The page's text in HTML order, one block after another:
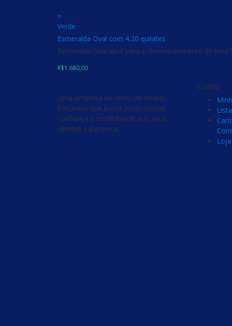
=
Verde
Esmeralda Oval com 4,20 quilates
Esmeralda Oval ideal para o desenvolvimento de
R$1.680,00
Uma empresa no ramo de Pedras
Preciosas que busca proporcionar
confiança e credibilidade aos seus
clientes e parceiros.
Conta
Loja